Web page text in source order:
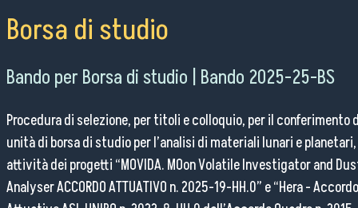
Borsa di studio
Bando per Borsa di studio | Bando 2025-25-BS
Procedura di selezione, per titoli e colloquio, per il conferimento
unità di borsa di studio per l’analisi di materiali lunari e
attività dei progetti “MOVIDA. MOon Volatile Investigator and
Analyser ACCORDO ATTUATIVO n. 2025-19-HH.0” e “Hera - Accordo
Eventi e Manifestazioni
Attività per le scuole
FSL - Formazione Scuola Lavoro
Per il personale